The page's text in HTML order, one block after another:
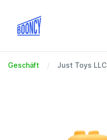
Geschäft Just Toys LLC